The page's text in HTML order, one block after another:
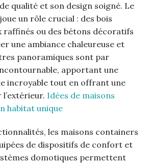
qualité et son design soigné. Le
un rôle crucial : des bois
raffinés ou des bétons décoratifs
une ambiance chaleureuse et
panoramiques sont par
apportant une
incroyable tout en offrant une
Idées de maisons
habitat unique
les maisons containers
de dispositifs de confort et
domotiques permettent